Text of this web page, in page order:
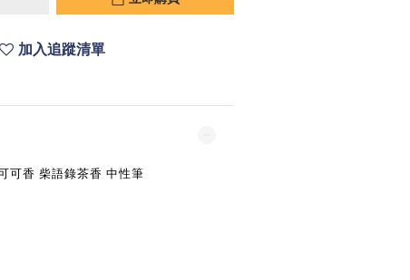
加入追蹤清單
香 柴語錄茶香 中性筆